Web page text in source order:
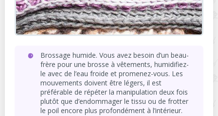
Brossage humide. Vous avez besoin d’un beau-
frère pour une brosse à vêtements, humidifiez-
le avec de l’eau froide et promenez-vous. Les
mouvements doivent être légers, il est
préférable de répéter la manipulation deux fois
plutôt que d’endommager le tissu ou de frotter
le poil encore plus profondément à l’intérieur.